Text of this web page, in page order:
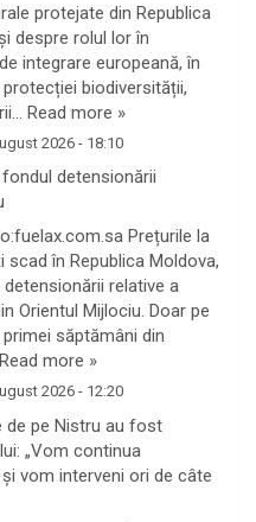
protejate din Republica
despre rolul lor în
integrare europeană, în
biodiversității,
Read more »
2026 - 18:10
detensionării
Prețurile la
scad în Republica Moldova,
relative a
Orientul Mijlociu. Doar pe
săptămâni din
Read more »
2026 - 12:20
de pe Nistru au fost
„Vom continua
vom interveni ori de câte